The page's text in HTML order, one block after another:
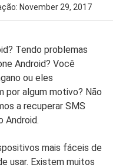
November 29, 2017
Tendo problemas
Android? Você
ou eles
por algum motivo? Não
a recuperar SMS
Android.
mais fáceis de
usar. Existem muitos